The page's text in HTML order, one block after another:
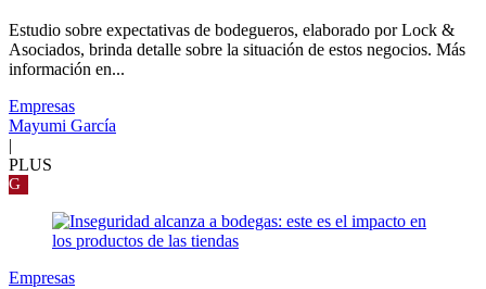
Estudio sobre expectativas de bodegueros, elaborado por Lock &
Asociados, brinda detalle sobre la situación de estos negocios. Más
información en...
Empresas
Mayumi García
|
PLUS
G
Empresas